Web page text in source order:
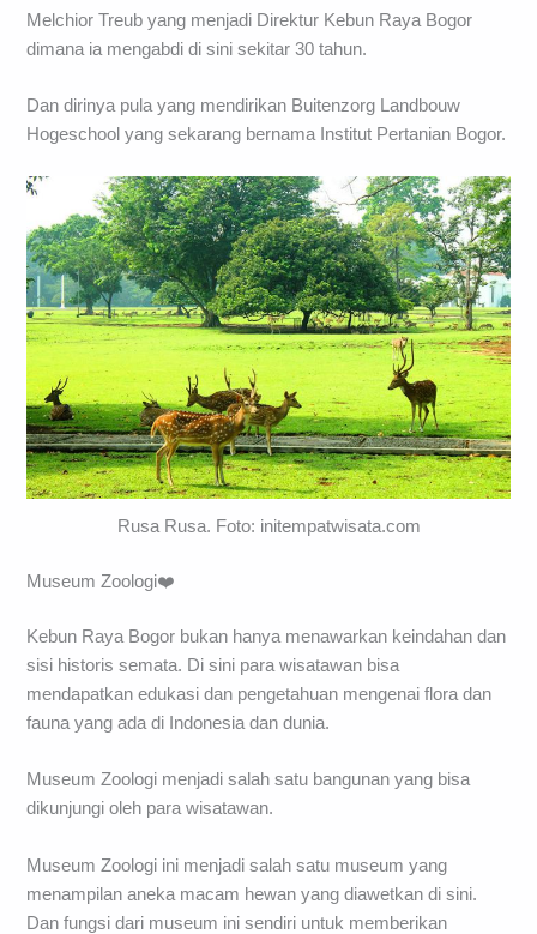
Melchior Treub yang menjadi Direktur Kebun Raya Bogor
dimana ia mengabdi di sini sekitar 30 tahun.
Dan dirinya pula yang mendirikan Buitenzorg Landbouw
Hogeschool yang sekarang bernama Institut Pertanian Bogor.
Rusa Rusa. Foto: initempatwisata.com
Museum Zoologi❤️
Kebun Raya Bogor bukan hanya menawarkan keindahan dan
sisi historis semata. Di sini para wisatawan bisa
mendapatkan edukasi dan pengetahuan mengenai flora dan
fauna yang ada di Indonesia dan dunia.
Museum Zoologi menjadi salah satu bangunan yang bisa
dikunjungi oleh para wisatawan.
Museum Zoologi ini menjadi salah satu museum yang
menampilan aneka macam hewan yang diawetkan di sini.
Dan fungsi dari museum ini sendiri untuk memberikan